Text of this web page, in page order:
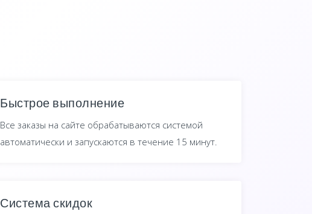
Быстрое выполнение
Все заказы на сайте обрабатываются системой
автоматически и запускаются в течение 15 минут.
Система скидок